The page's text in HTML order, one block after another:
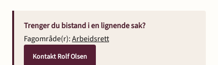
Trenger du bistand i en lignende sak?
Fagområde(r):Arbeidsrett
Kontakt Rolf Olsen